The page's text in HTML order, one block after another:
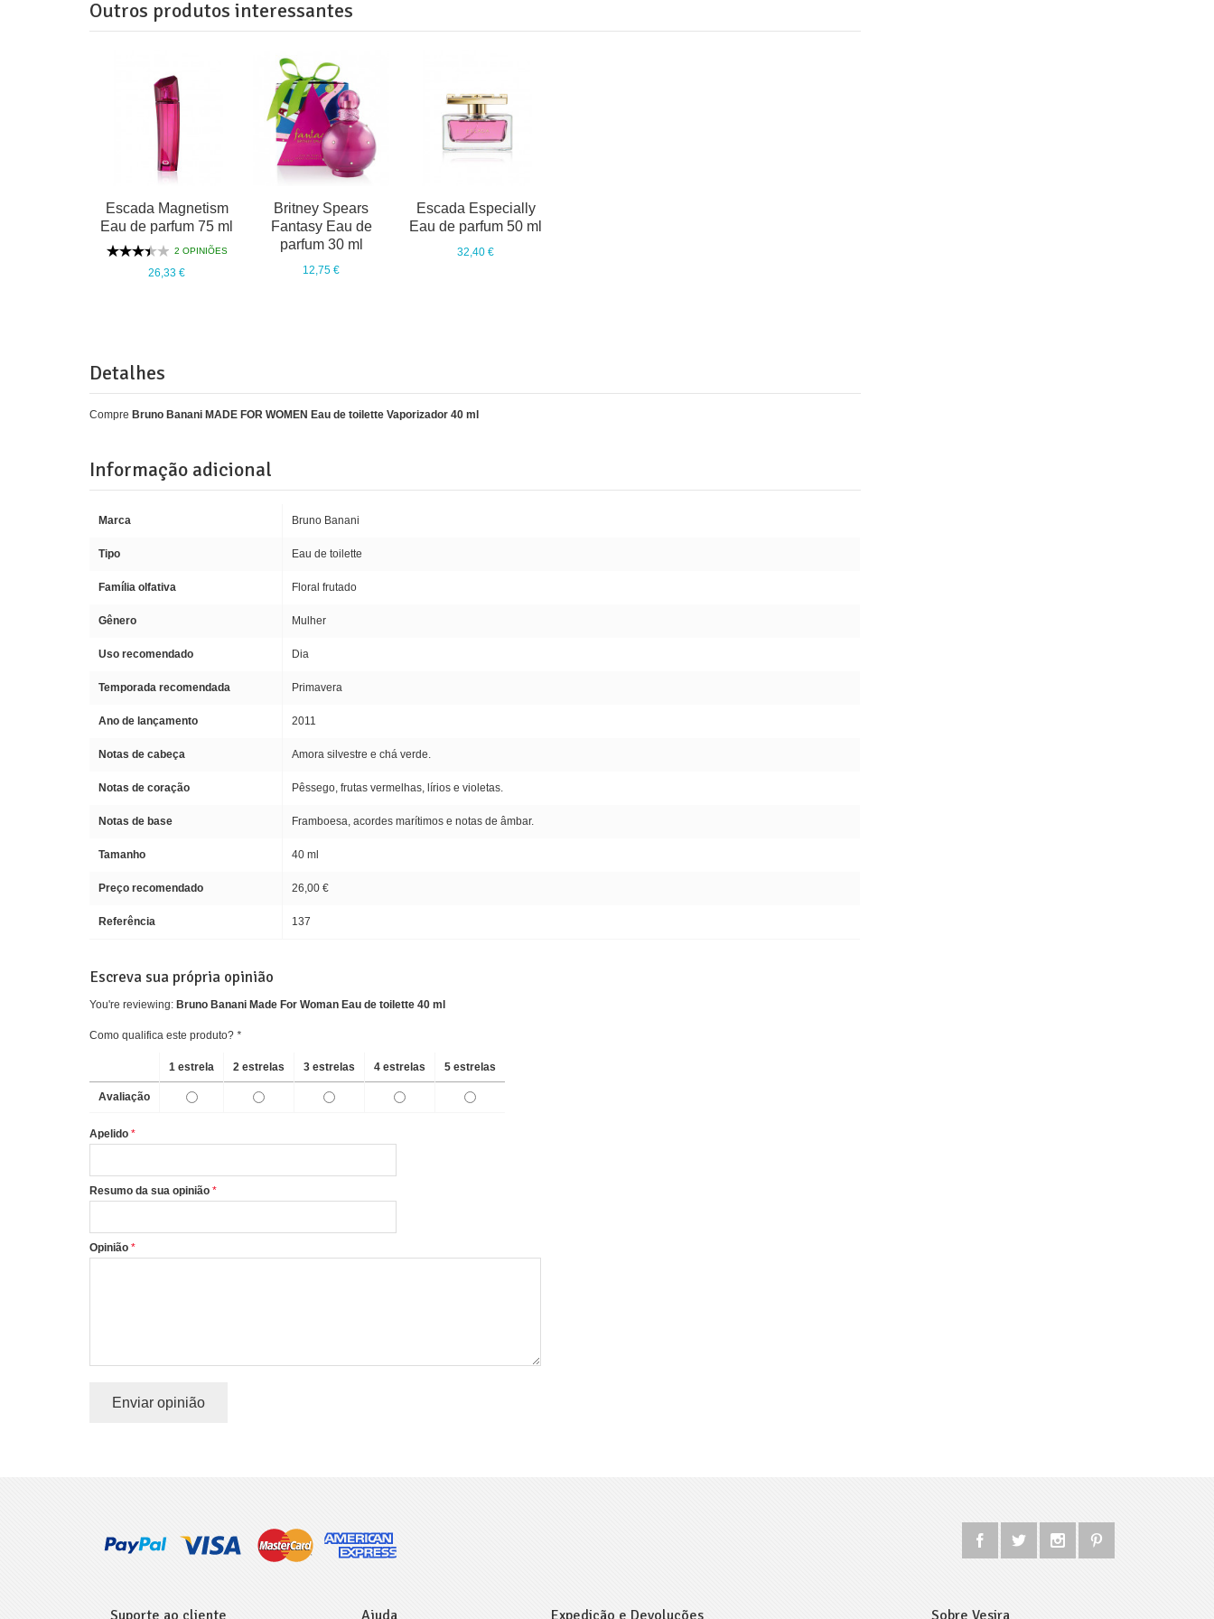
Outros produtos interessantes
Escada Magnetism
Eau de parfum 75 ml
2 OPINIÕES
26,33 €
Britney Spears
Fantasy Eau de
parfum 30 ml
12,75 €
Escada Especially
Eau de parfum 50 ml
32,40 €
Detalhes
Compre Bruno Banani MADE FOR WOMEN Eau de toilette Vaporizador 40 ml
Informação adicional
Marca Bruno Banani
Tipo Eau de toilette
Família olfativa Floral frutado
Gênero Mulher
Uso recomendado Dia
Temporada recomendada Primavera
Ano de lançamento 2011
Notas de cabeça Amora silvestre e chá verde.
Notas de coração Pêssego, frutas vermelhas, lírios e violetas.
Notas de base Framboesa, acordes marítimos e notas de âmbar.
Tamanho 40 ml
Preço recomendado 26,00 €
Referência 137
Escreva sua própria opinião
You're reviewing: Bruno Banani Made For Woman Eau de toilette 40 ml
Como qualifica este produto?*
1 estrela 2 estrelas 3 estrelas 4 estrelas 5 estrelas
Avaliação
Apelido
Resumo da sua opinião
Opinião
Enviar opinião